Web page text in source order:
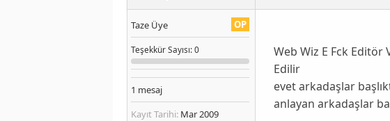
OP
Taze Üye
TeşekkürSayısı: 0
1 mesaj
Kayıt Tarihi: Mar 2009
Web Wiz E Fck Editör
Edilir
evet arkadaşlar
anlayan arkadaşlar